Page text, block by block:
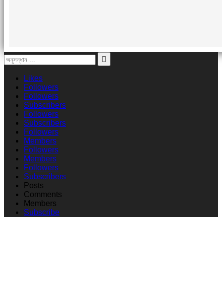
Likes
Followers
Followers
Subscribers
Followers
Subscribers
Followers
Members
Followers
Members
Followers
Subscribers
Posts
Comments
Members
Subscribe